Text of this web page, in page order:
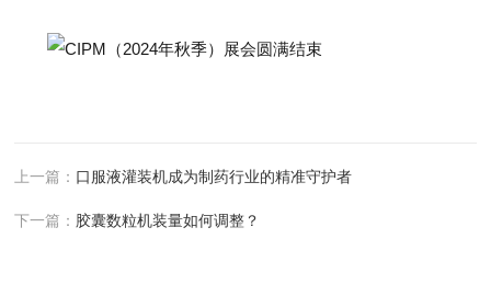
上一篇： 口服液灌装机成为制药行业的精准守护者
下一篇： 胶囊数粒机装量如何调整？